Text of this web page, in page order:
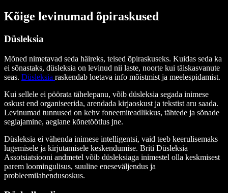
Kõige levinumad õpiraskused
Düsleksia
Mõned nimetavad seda häireks, teised õpiraskuseks. Kuidas seda ka
ei sõnastaks, düsleksia on levinud nii laste, noorte kui täiskasvanute
seas. Düsleksia raskendab loetava info mõistmist ja meelespidamist.
Kui sellele ei pöörata tähelepanu, võib düsleksia segada inimese
oskust end organiseerida, arendada kirjaoskust ja tekstist aru saada.
Levinumad tunnused on kehv foneemiteadlikkus, tähtede ja sõnade
segiajamine, aeglane kõnetöötlus jne.
Düsleksia ei vähenda inimese intelligentsi, vaid teeb keerulisemaks
lugemisele ja kirjutamisele keskendumise. Briti Düsleksia
Assotsiatsiooni andmetel võib düsleksiaga inimestel olla keskmisest
parem loomingulisus, suuline eneseväljendus ja
probleemilahendusoskus.